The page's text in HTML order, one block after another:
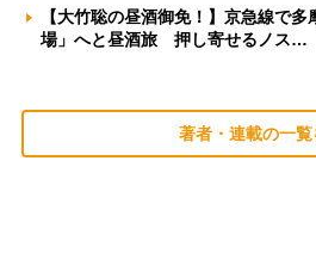
【大竹聡の昼酒御免！】京急線で
場」へと昼酒旅 押し寄せるノス…
著者・連載の一覧